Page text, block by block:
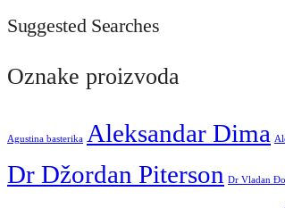
Suggested Searches
Oznake proizvoda
Agustina basterika Aleksandar Dima
Dr Džordan Piterson Dr Vladan